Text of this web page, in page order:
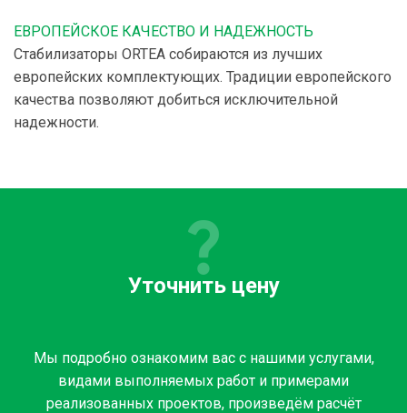
ЕВРОПЕЙСКОЕ КАЧЕСТВО И НАДЕЖНОСТЬ
Стабилизаторы ORTEA собираются из лучших
европейских комплектующих. Традиции европейского
качества позволяют добиться исключительной
надежности.
Уточнить цену
Мы подробно ознакомим вас с нашими услугами,
видами выполняемых работ и примерами
реализованных проектов, произведём расчёт